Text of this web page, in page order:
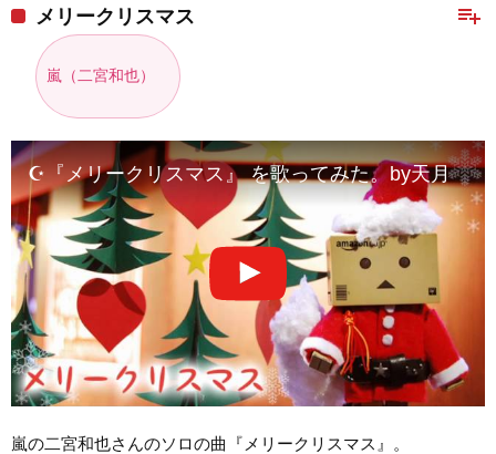
playlist_add
メリークリスマス
嵐（二宮和也）
☪『メリークリスマス』 を歌ってみた。by天月
嵐の二宮和也さんのソロの曲『メリークリスマス』。